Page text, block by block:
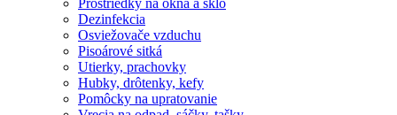
Prostriedky na okná a sklo
Dezinfekcia
Osviežovače vzduchu
Pisoárové sitká
Utierky, prachovky
Hubky, drôtenky, kefy
Pomôcky na upratovanie